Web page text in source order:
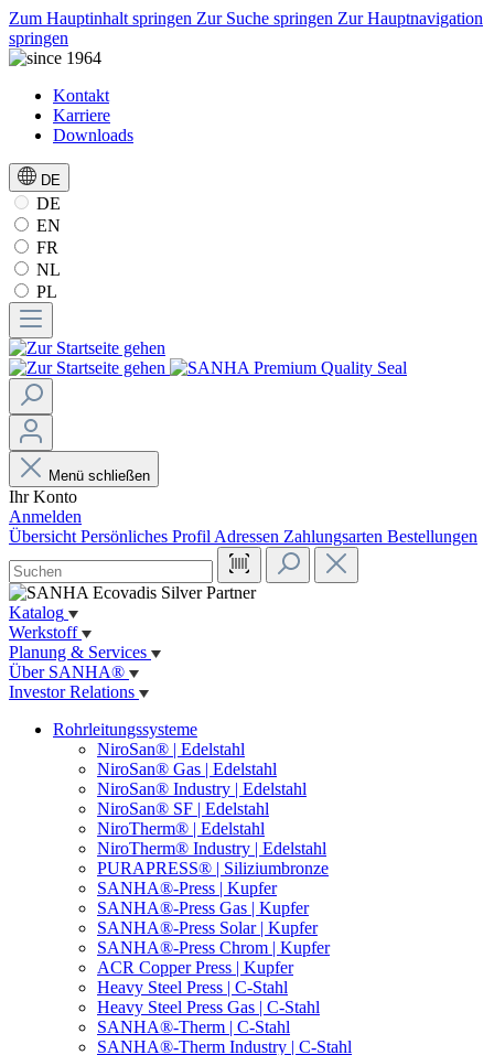
Zum Hauptinhalt springen Zur Suche springen Zur Hauptnavigation
springen
Kontakt
Karriere
Downloads
DE
DE
EN
FR
NL
PL
Menü schließen
Ihr Konto
Anmelden
Übersicht Persönliches Profil Adressen Zahlungsarten Bestellungen
Katalog
Werkstoff
Planung & Services
Über SANHA®
Investor Relations
Rohrleitungssysteme
NiroSan® | Edelstahl
NiroSan® Gas | Edelstahl
NiroSan® Industry | Edelstahl
NiroSan® SF | Edelstahl
NiroTherm® | Edelstahl
NiroTherm® Industry | Edelstahl
PURAPRESS® | Siliziumbronze
SANHA®-Press | Kupfer
SANHA®-Press Gas | Kupfer
SANHA®-Press Solar | Kupfer
SANHA®-Press Chrom | Kupfer
ACR Copper Press | Kupfer
Heavy Steel Press | C-Stahl
Heavy Steel Press Gas | C-Stahl
SANHA®-Therm | C-Stahl
SANHA®-Therm Industry | C-Stahl